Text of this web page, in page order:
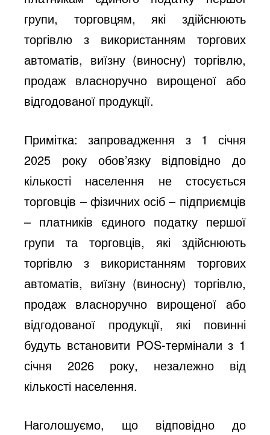
групи, торговцям, які здійснюють
торгівлю з використанням торгових
автоматів, виїзну (виносну) торгівлю,
продаж власноручно вирощеної або
відгодованої продукції.
Примітка: запровадження з 1 січня
2025 року обов’язку відповідно до
кількості населення не стосується
торговців – фізичних осіб – підприємців
– платників єдиного податку першої
групи та торговців, які здійснюють
торгівлю з використанням торгових
автоматів, виїзну (виносну) торгівлю,
продаж власноручно вирощеної або
відгодованої продукції, які повинні
будуть встановити POS-термінали з 1
січня 2026 року, незалежно від
кількості населення.
Наголошуємо, що відповідно до